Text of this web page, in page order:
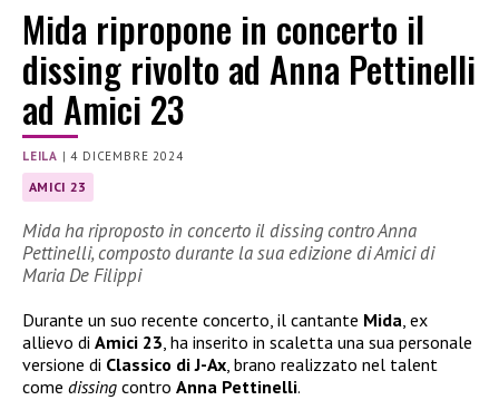
Mida ripropone in concerto il
dissing rivolto ad Anna Pettinelli
ad Amici 23
LEILA |4 DICEMBRE 2024
AMICI 23
Mida ha riproposto in concerto il dissing contro Anna
Pettinelli, composto durante la sua edizione di Amici di
Maria De Filippi
Durante un suo recente concerto, il cantante Mida, ex
allievo di Amici 23, ha inserito in scaletta una sua personale
versione di Classico di J-Ax, brano realizzato nel talent
come dissing contro Anna Pettinelli.